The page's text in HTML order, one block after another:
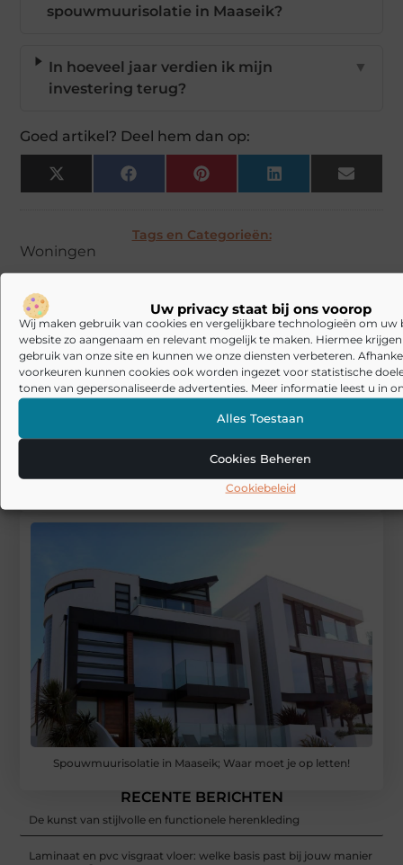
Uw privacy staat bij ons voorop
Wij maken gebruik van cookies en vergelijkbare technologieën om uw
website zo aangenaam en relevant mogelijk te maken. Hiermee
gebruik van onze site en kunnen we onze diensten verbeteren.
voorkeuren kunnen cookies ook worden ingezet voor statistische
tonen van gepersonaliseerde advertenties. Meer informatie leest u in
Alles Toestaan
Cookies Beheren
Cookiebeleid
spouwmuurisolatie in Maaseik?
In hoeveel jaar verdien ik mijn
investering terug?
▼
Goed artikel? Deel hem dan op:
X
(Twitter)
FacebookPinterestLinkedIn Email
Tags en Categorieën:
Woningen
Spouwmuurisolatie in Maaseik; Waar moet je op letten!
RECENTE BERICHTEN
De kunst van stijlvolle en functionele herenkleding
Laminaat en pvc visgraat vloer: welke basis past bij jouw manier
Begin vandaag nog
met bloggen op24
Wonen
Stuur ons een
bericht